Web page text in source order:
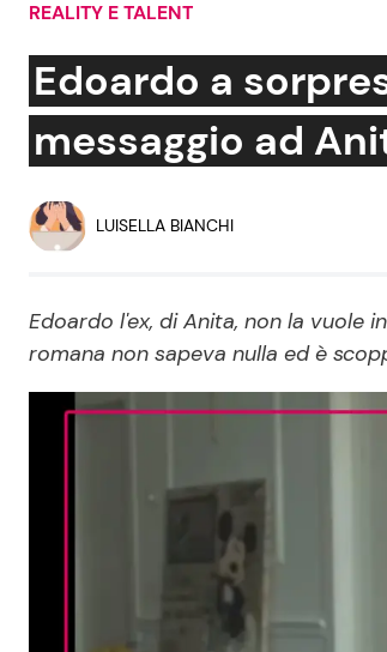
Social News
News dal mondo
REALITY E TALENT
Edoardo a
messaggio ad
LUISELLA BIANCHI
Edoardo l'ex, di Anita, non la vuole
romana non sapeva nulla ed è